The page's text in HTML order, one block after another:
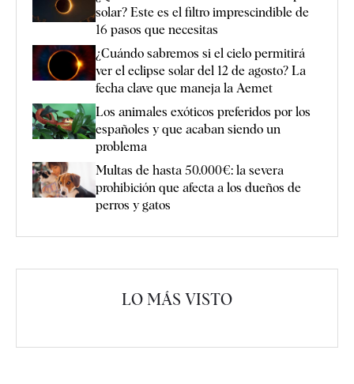
solar? Este es el filtro imprescindible de
16 pasos que necesitas
¿Cuándo sabremos si el cielo permitirá
ver el eclipse solar del 12 de agosto? La
fecha clave que maneja la Aemet
Los animales exóticos preferidos por los
españoles y que acaban siendo un
problema
Multas de hasta 50.000€: la severa
prohibición que afecta a los dueños de
perros y gatos
LO MÁS VISTO